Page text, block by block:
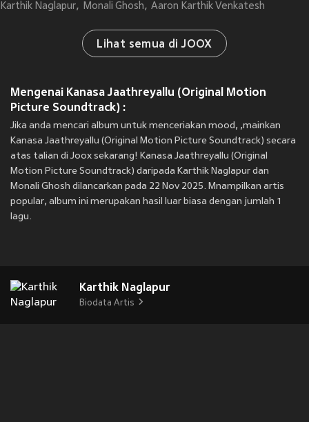
Karthik Naglapur Monali Ghosh Aaron Karthik Venkatesh
Lihat semua di JOOX
Mengenai Kanasa Jaathreyallu (Original Motion
Picture Soundtrack) :
Jika anda mencari album untuk menceriakan mood, ,mainkan
Kanasa Jaathreyallu (Original Motion Picture Soundtrack) secara
atas talian di Joox sekarang! Kanasa Jaathreyallu (Original
Motion Picture Soundtrack) daripada Karthik Naglapur dan
Monali Ghosh dilancarkan pada 22 Nov 2025. Mnampilkan artis
popular, album ini merupakan hasil luar biasa dengan jumlah 1
lagu.
Karthik Naglapur
Biodata Artis